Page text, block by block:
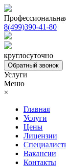
8(499)390-41-80
круглосуточно
Обратный звонок
Услуги
Меню
×
Главная
Услуги
Цены
Лицензии
Вакансии
Контакты